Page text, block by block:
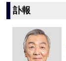
訃報